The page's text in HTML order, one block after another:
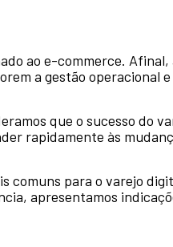
ao e-commerce.
a gestão operacional
que o sucesso do
rapidamente às
comuns para o varejo
apresentamos